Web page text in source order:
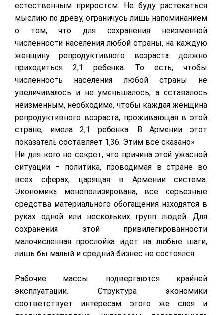
естественным приростом. Не буду растекаться
мыслию по древу, ограничусь лишь напоминанием
о том, что для сохранения неизменной
численности населения любой страны, на каждую
женщину репродуктивного возраста должно
приходиться 2,1 ребенка. То есть, чтобы
численность населения любой страны не
увеличивалось и не уменьшалось, а оставалось
неизменным, необходимо, чтобы каждая женщина
репродуктивного возраста, проживающая в этой
стране, имела 2,1 ребенка. В Армении этот
показатель составляет 1,36. Этим все сказано»
Ни для кого не секрет, что причина этой ужасной
ситуации – политика, проводимая в стране во
всех сферах, царящая в Армении система.
Экономика монополизирована, все серьезные
средства материального обогащения находятся в
руках одной или нескольких групп людей. Для
сохранения этой привилегированности
малочисленная прослойка идет на любые шаги,
лишь бы малый и средний бизнес не состоялся.
Рабочие массы подвергаются крайней
эксплуатации. Структура экономики
соответствует интересам этого же слоя и